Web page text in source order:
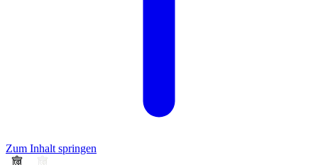
Zum Inhalt springen